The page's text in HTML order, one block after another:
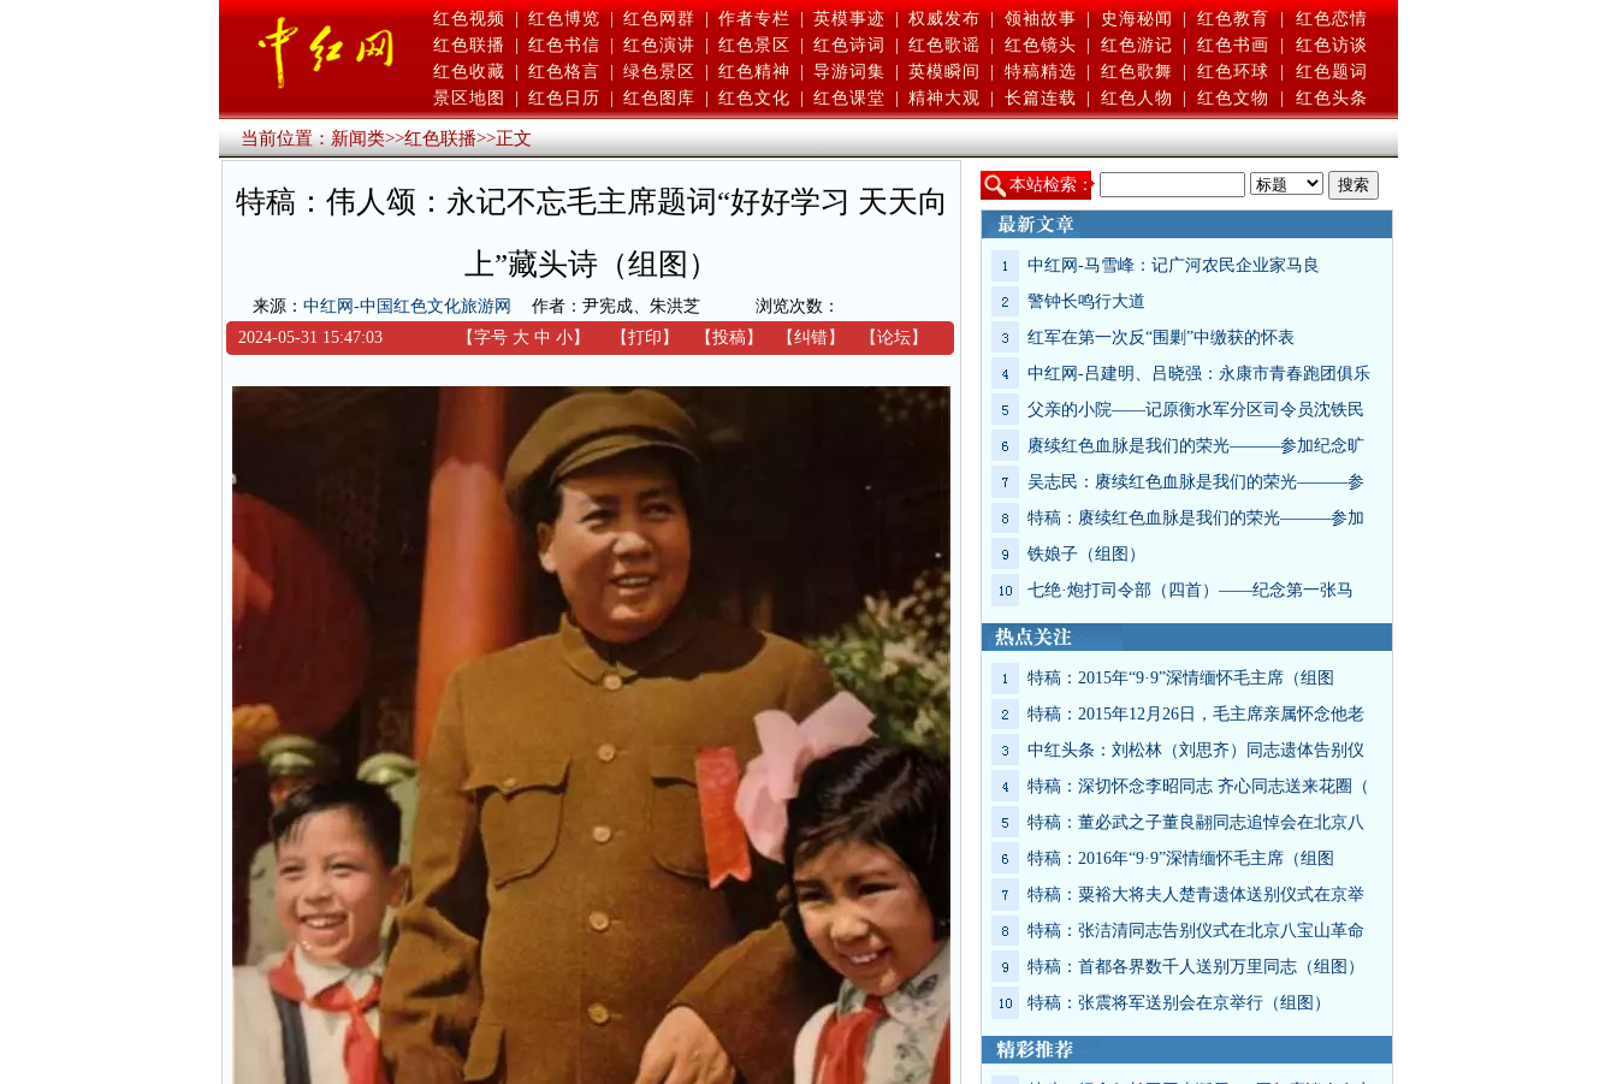
红色视频 | 红色博览 | 红色网群 | 作者专栏 | 英模事迹 | 权威发布 | 领袖故事 | 史海秘闻 | 红色教育 |
红色恋情
红色联播
红色书信 红色演讲 红色景区 红色诗词 红色歌谣 红色镜头 红色游记 红色书画
红色访谈
红色收藏
红色格言 绿色景区 红色精神 导游词集 英模瞬间 特稿精选 红色歌舞 红色环球
红色题词
景区地图
红色日历 红色图库 红色文化 红色课堂 精神大观 长篇连载 红色人物 红色文物 红色头条
当前位置：新闻类>>红色联播>>正文
特稿：伟人颂：永记不忘毛主席题词“好好学习 天天向
上”藏头诗（组图）
来源： 中红网-中国红色文化旅游网 作者：尹宪成、朱洪芝
浏览次数：
2024-05-31 15:47:03
【字号 大 中 小】 【打印 】 【投稿】 【纠错】 【论坛】
本站检索：
中红网-马雪峰：记广河农民企业家马良
警钟长鸣行大道
红军在第一次反“围剿”中缴获的怀表
中红网-吕建明、吕晓强：永康市青春跑团俱乐
父亲的小院——记原衡水军分区司令员沈铁民
赓续红色血脉是我们的荣光———参加纪念旷
吴志民：赓续红色血脉是我们的荣光———参
特稿：赓续红色血脉是我们的荣光———参加
铁娘子（组图）
七绝·炮打司令部（四首）——纪念第一张马
特稿：2015年“9·9”深情缅怀毛主席（组图
特稿：2015年12月26日，毛主席亲属怀念他老
中红头条：刘松林（刘思齐）同志遗体告别仪
特稿：深切怀念李昭同志 齐心同志送来花圈（
特稿：董必武之子董良翮同志追悼会在北京八
特稿：2016年“9·9”深情缅怀毛主席（组图
特稿：粟裕大将夫人楚青遗体送别仪式在京举
特稿：张洁清同志告别仪式在北京八宝山革命
特稿：首都各界数千人送别万里同志（组图）
特稿：张震将军送别会在京举行（组图）